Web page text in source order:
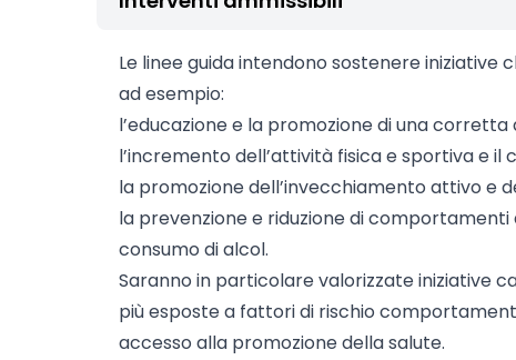
Le linee guida intendono sostenere iniziative
ad esempio:
l’educazione e la promozione di una corretta
l’incremento dell’attività fisica e sportiva e
la promozione dell’invecchiamento attivo e
la prevenzione e riduzione di comportamenti
consumo di alcol.
Saranno in particolare valorizzate iniziative
più esposte a fattori di rischio
accesso alla promozione della salute.